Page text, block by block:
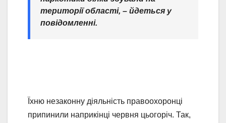
території області, – йдеться у
повідомленні.
Їхню незаконну діяльність правоохоронці
припинили наприкінці червня цьогоріч. Так,